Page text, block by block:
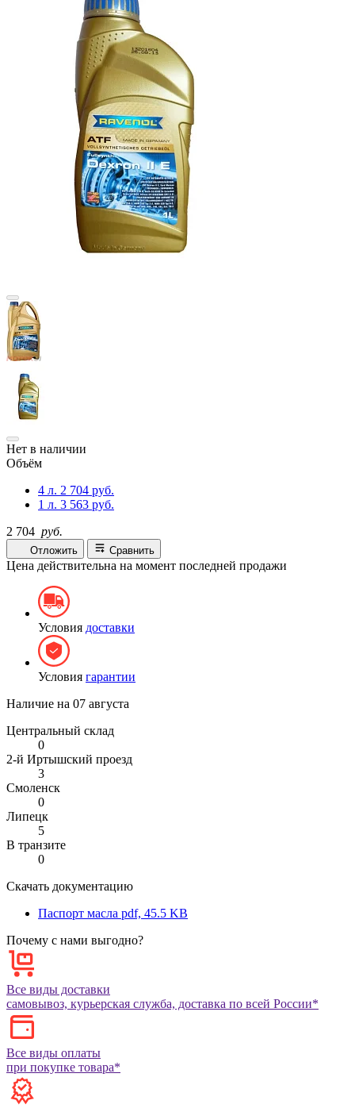
Нет в наличии
Объём
4 л. 2 704 руб.
1 л. 3 563 руб.
2 704 руб.
Отложить Сравнить
Цена действительна на момент последней продажи
Условия доставки
Условия гарантии
Наличие на 07 августа
Центральный склад
0
2-й Иртышский проезд
3
Смоленск
0
Липецк
5
В транзите
0
Скачать документацию
Паспорт масла pdf, 45.5 KB
Почему с нами выгодно?
Все виды доставки
самовывоз, курьерская служба, доставка по всей России*
Все виды оплаты
при покупке товара*